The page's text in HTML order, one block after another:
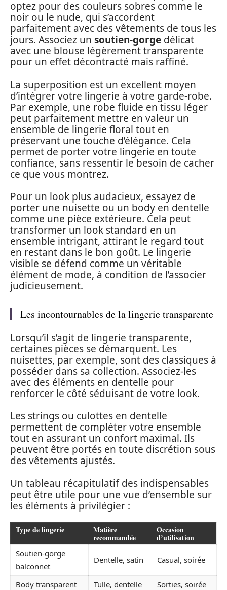
optez pour des couleurs sobres comme le
noir ou le nude, qui s’accordent
parfaitement avec des vêtements de tous les
jours. Associez un soutien-gorge délicat
avec une blouse légèrement transparente
pour un effet décontracté mais raffiné.
La superposition est un excellent moyen
d’intégrer votre lingerie à votre garde-robe.
Par exemple, une robe fluide en tissu léger
peut parfaitement mettre en valeur un
ensemble de lingerie floral tout en
préservant une touche d’élégance. Cela
permet de porter votre lingerie en toute
confiance, sans ressentir le besoin de cacher
ce que vous montrez.
Pour un look plus audacieux, essayez de
porter une nuisette ou un body en dentelle
comme une pièce extérieure. Cela peut
transformer un look standard en un
ensemble intrigant, attirant le regard tout
en restant dans le bon goût. Le lingerie
visible se défend comme un véritable
élément de mode, à condition de l’associer
judicieusement.
Les incontournables de la lingerie transparente
Lorsqu’il s’agit de lingerie transparente,
certaines pièces se démarquent. Les
nuisettes, par exemple, sont des classiques à
posséder dans sa collection. Associez-les
avec des éléments en dentelle pour
renforcer le côté séduisant de votre look.
Les strings ou culottes en dentelle
permettent de compléter votre ensemble
tout en assurant un confort maximal. Ils
peuvent être portés en toute discrétion sous
des vêtements ajustés.
Un tableau récapitulatif des indispensables
peut être utile pour une vue d’ensemble sur
les éléments à privilégier :
Type de lingerie Matière
recommandée
Occasion
d’utilisation
Soutien-gorge
balconnet
Dentelle, satin Casual, soirée
Body transparent Tulle, dentelle Sorties, soirée